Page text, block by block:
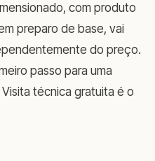
com produto
preparo de base, vai
do preço.
passo para uma
técnica gratuita é o